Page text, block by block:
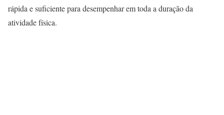
rápida e suficiente para desempenhar em toda a duração da
atividade física.